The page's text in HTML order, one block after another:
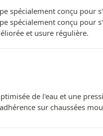
spécialement conçu pour
spécialement conçu pour
et usure régulière.
de l'eau et une
sur chaussées